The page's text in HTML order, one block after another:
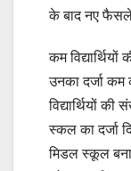
के बाद नए फैसले
कम
उनका दर्जा
विद्यार्थियों
स्कल का दर्जा
मिडल स्कूल